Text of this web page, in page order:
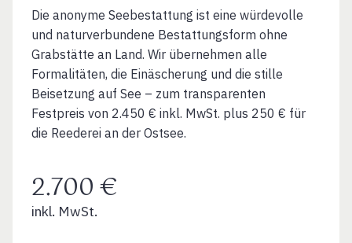
Die anonyme Seebestattung ist eine würdevolle
und naturverbundene Bestattungsform ohne
Grabstätte an Land. Wir übernehmen alle
Formalitäten, die Einäscherung und die stille
Beisetzung auf See – zum transparenten
Festpreis von 2.450 € inkl. MwSt. plus 250 € für
die Reederei an der Ostsee.
2.700 €
inkl. MwSt.